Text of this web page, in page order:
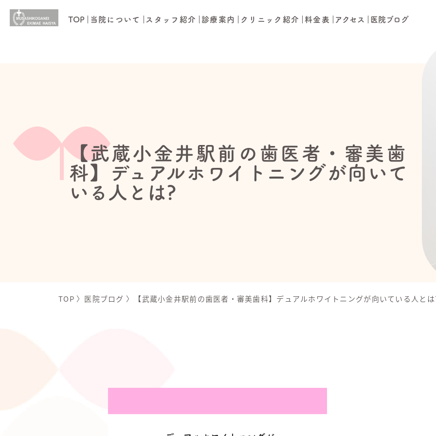
TOP 当院について スタッフ紹介 診療案内 クリニック紹介 料金表 アクセス 医院ブログ
【武蔵小金井駅前の歯医者・審美歯
科】デュアルホワイトニングが向いて
いる人とは?
TOP 〉 医院ブログ 〉 【武蔵小金井駅前の歯医者・審美歯科】デュアルホワイトニングが向いている人と